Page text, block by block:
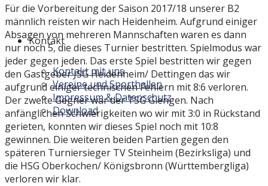
Kontakt
Kontakt mit uns
Vereine und Sporthallen
Impressum & Datenschutz
Download
Für die Vorbereitung der Saison 2017/18 unserer B2
männlich reisten wir nach Heidenheim. Aufgrund einiger
Absagen von mehreren Mannschaften waren es dann
nur noch 5, die dieses Turnier bestritten. Spielmodus war
jeder gegen jeden. Das erste Spiel bestritten wir gegen
den Gastgeber JSG Heidenheim/ Dettingen das wir
aufgrund einiger technischen Fehlern mit 8:6 verloren.
Der zweite Gegner war der TSG Giengen. Nach
anfänglichen Schwierigkeiten wo wir mit 3:0 in Rückstand
gerieten, konnten wir dieses Spiel noch mit 10:8
gewinnen. Die weiteren beiden Partien gegen den
späteren Turniersieger TV Steinheim (Bezirksliga) und
die HSG Oberkochen/ Königsbronn (Württembergliga)
verloren wir klar.